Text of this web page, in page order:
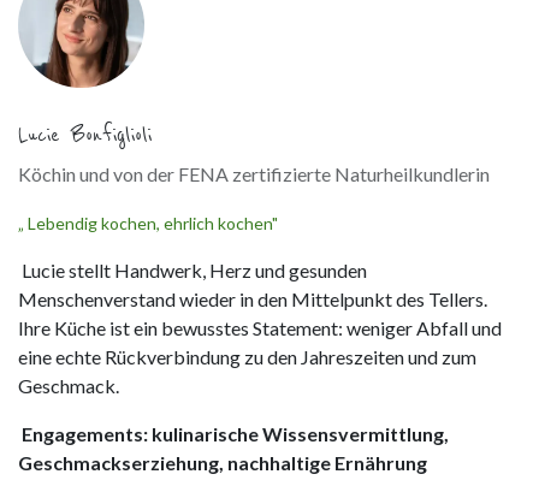
Lucie Bonfiglioli
Köchin und von der FENA zertifizierte Naturheilkundlerin
„ Lebendig kochen, ehrlich kochen"
Lucie stellt Handwerk, Herz und gesunden
Menschenverstand wieder in den Mittelpunkt des Tellers.
Ihre Küche ist ein bewusstes Statement: weniger Abfall und
eine echte Rückverbindung zu den Jahreszeiten und zum
Geschmack.
Engagements: kulinarische Wissensvermittlung,
Geschmackserziehung, nachhaltige Ernährung